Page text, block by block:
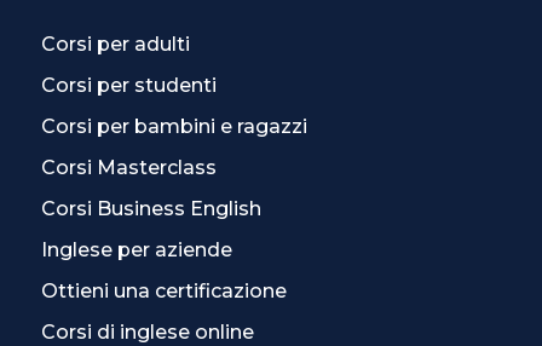
Corsi per adulti
Corsi per studenti
Corsi per bambini e ragazzi
Corsi Masterclass
Corsi Business English
Inglese per aziende
Ottieni una certificazione
Corsi di inglese online